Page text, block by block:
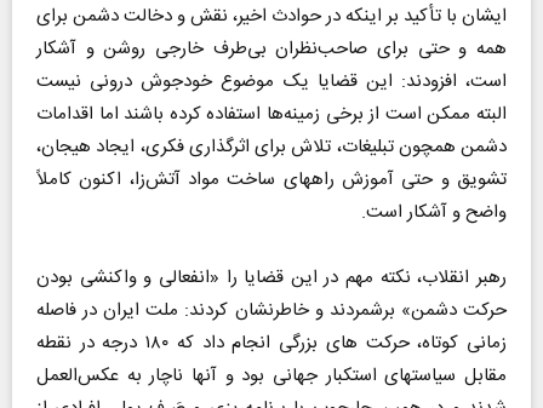
ایشان با تأکید بر اینکه در حوادث اخیر، نقش و دخالت دشمن برای
همه و حتی برای صاحب‌نظران بی‌طرف خارجی روشن و آشکار
است، افزودند: این قضایا یک موضوع خودجوش درونی نیست
البته ممکن است از برخی زمینه‌ها استفاده کرده باشند اما اقدامات
دشمن همچون تبلیغات، تلاش برای اثرگذاری فکری، ایجاد هیجان،
تشویق و حتی آموزش راههای ساخت مواد آتش‌زا، اکنون کاملاً
واضح و آشکار است.
رهبر انقلاب،‌ نکته مهم در این قضایا را «انفعالی و واکنشی بودن
حرکت دشمن» برشمردند و خاطرنشان کردند: ملت ایران در فاصله‌
زمانی کوتاه، حرکت های بزرگی انجام داد که ۱۸۰ درجه در نقطه
مقابل سیاستهای استکبار جهانی بود و آنها ناچار به عکس‌العمل